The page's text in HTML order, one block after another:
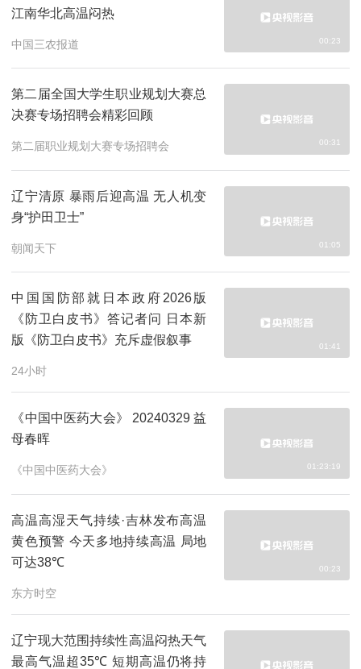
江南华北高温闷热
中国三农报道 00:23
第二届全国大学生职业规划大赛总
决赛专场招聘会精彩回顾
第二届职业规划大赛专场招聘会 00:31
辽宁清原 暴雨后迎高温 无人机变
身“护田卫士”
朝闻天下 01:05
中国国防部就日本政府2026版
《防卫白皮书》答记者问 日本新
版《防卫白皮书》充斥虚假叙事
24小时
01:41
《中国中医药大会》 20240329 益
母春晖
《中国中医药大会》 01:23:19
高温高湿天气持续·吉林发布高温
黄色预警 今天多地持续高温 局地
可达38℃
东方时空
00:23
辽宁现大范围持续性高温闷热天气
最高气温超35℃ 短期高温仍将持